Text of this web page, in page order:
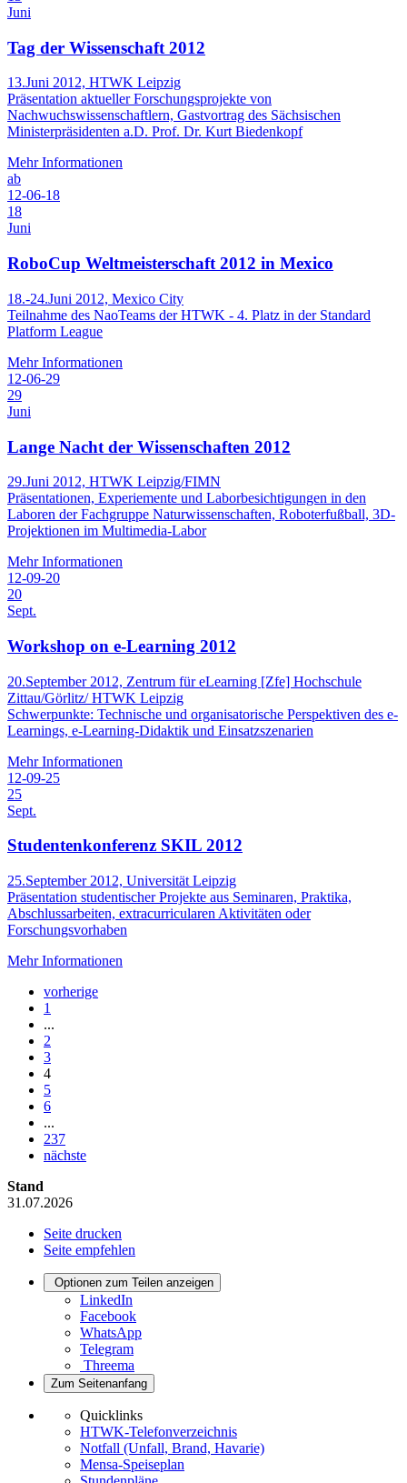
Juni
Tag der Wissenschaft 2012
13.Juni 2012, HTWK Leipzig
Präsentation aktueller Forschungsprojekte von
Nachwuchswissenschaftlern, Gastvortrag des Sächsischen
Ministerpräsidenten a.D. Prof. Dr. Kurt Biedenkopf
Mehr Informationen
ab
12-06-18
18
Juni
RoboCup Weltmeisterschaft 2012 in Mexico
18.-24.Juni 2012, Mexico City
Teilnahme des NaoTeams der HTWK - 4. Platz in der Standard
Platform League
Mehr Informationen
12-06-29
29
Juni
Lange Nacht der Wissenschaften 2012
29.Juni 2012, HTWK Leipzig/FIMN
Präsentationen, Experiemente und Laborbesichtigungen in den
Laboren der Fachgruppe Naturwissenschaften, Roboterfußball, 3D-
Projektionen im Multimedia-Labor
Mehr Informationen
12-09-20
20
Sept.
Workshop on e-Learning 2012
20.September 2012, Zentrum für eLearning [Zfe] Hochschule
Zittau/Görlitz/ HTWK Leipzig
Schwerpunkte: Technische und organisatorische Perspektiven des e-
Learnings, e-Learning-Didaktik und Einsatzszenarien
Mehr Informationen
12-09-25
25
Sept.
Studentenkonferenz SKIL 2012
25.September 2012, Universität Leipzig
Präsentation studentischer Projekte aus Seminaren, Praktika,
Abschlussarbeiten, extracurricularen Aktivitäten oder
Forschungsvorhaben
Mehr Informationen
vorherige
1
...
2
3
4
5
6
...
237
nächste
Stand
31.07.2026
Seite drucken
Seite empfehlen
Optionen zum Teilen anzeigen
LinkedIn
Facebook
WhatsApp
Telegram
Threema
Zum Seitenanfang
Quicklinks
HTWK-Telefonverzeichnis
Notfall (Unfall, Brand, Havarie)
Mensa-Speiseplan